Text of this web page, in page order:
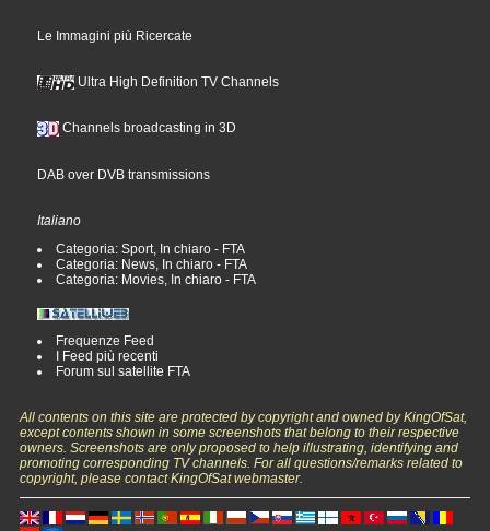
Le Immagini più Ricercate
Ultra High Definition TV Channels
Channels broadcasting in 3D
DAB over DVB transmissions
Italiano
Categoria: Sport, In chiaro - FTA
Categoria: News, In chiaro - FTA
Categoria: Movies, In chiaro - FTA
Frequenze Feed
I Feed più recenti
Forum sul satellite FTA
All contents on this site are protected by copyright and owned by KingOfSat,
except contents shown in some screenshots that belong to their respective
owners. Screenshots are only proposed to help illustrating, identifying and
promoting corresponding TV channels. For all questions/remarks related to
copyright, please contact KingOfSat webmaster.